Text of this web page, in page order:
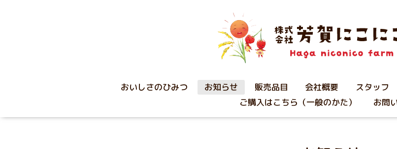
おいしさのひみつ お知らせ 販売品目 会社概要 スタッフ
ご購入はこちら（一般のかた）
お問